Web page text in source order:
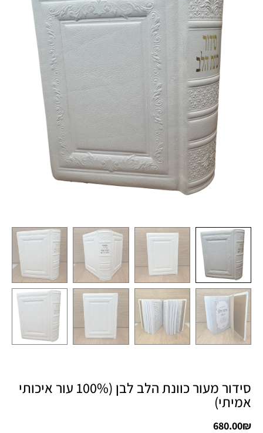
סידור מעור כוונת הלב לבן (100% עור איכותי
אמיתי)
680.00₪